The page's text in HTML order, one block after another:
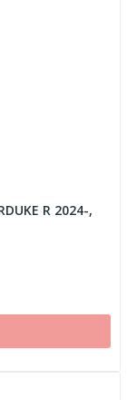
R 2024-,